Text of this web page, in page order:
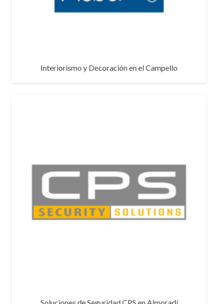
Interiorismo y Decoración en el Campello